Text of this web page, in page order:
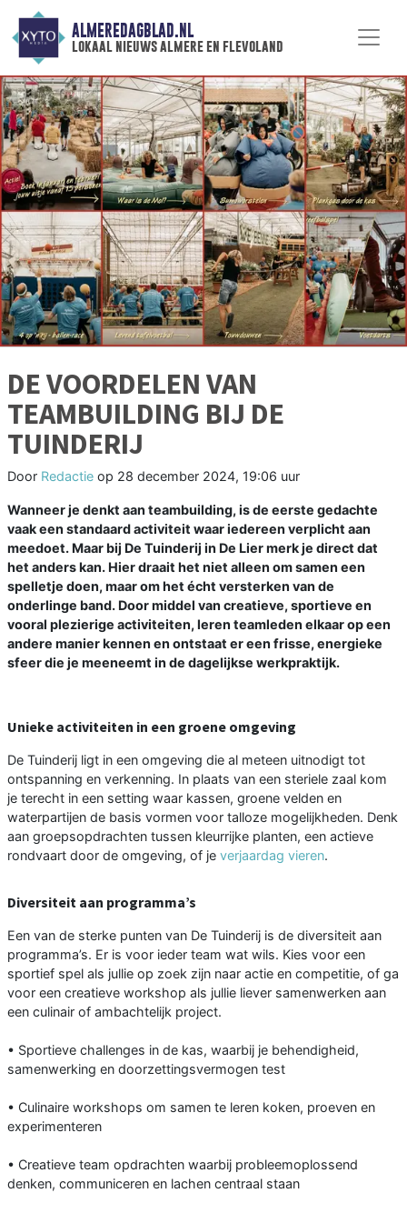
ALMEREDAGBLAD.NL
lokaal nieuws almere en flevoland
DE VOORDELEN VAN
TEAMBUILDING BIJ DE
TUINDERIJ
Door Redactie op 28 december 2024, 19:06 uur
Wanneer je denkt aan teambuilding, is de eerste gedachte
vaak een standaard activiteit waar iedereen verplicht aan
meedoet. Maar bij De Tuinderij in De Lier merk je direct dat
het anders kan. Hier draait het niet alleen om samen een
spelletje doen, maar om het écht versterken van de
onderlinge band. Door middel van creatieve, sportieve en
vooral plezierige activiteiten, leren teamleden elkaar op een
andere manier kennen en ontstaat er een frisse, energieke
sfeer die je meeneemt in de dagelijkse werkpraktijk.
Unieke activiteiten in een groene omgeving
De Tuinderij ligt in een omgeving die al meteen uitnodigt tot
ontspanning en verkenning. In plaats van een steriele zaal kom
je terecht in een setting waar kassen, groene velden en
waterpartijen de basis vormen voor talloze mogelijkheden. Denk
aan groepsopdrachten tussen kleurrijke planten, een actieve
rondvaart door de omgeving, of je verjaardag vieren.
Diversiteit aan programma’s
Een van de sterke punten van De Tuinderij is de diversiteit aan
programma’s. Er is voor ieder team wat wils. Kies voor een
sportief spel als jullie op zoek zijn naar actie en competitie, of ga
voor een creatieve workshop als jullie liever samenwerken aan
een culinair of ambachtelijk project.
• Sportieve challenges in de kas, waarbij je behendigheid,
samenwerking en doorzettingsvermogen test
• Culinaire workshops om samen te leren koken, proeven en
experimenteren
• Creatieve team opdrachten waarbij probleemoplossend
denken, communiceren en lachen centraal staan